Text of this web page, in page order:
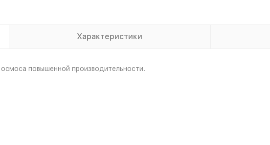
Характеристики
повышенной производительности.